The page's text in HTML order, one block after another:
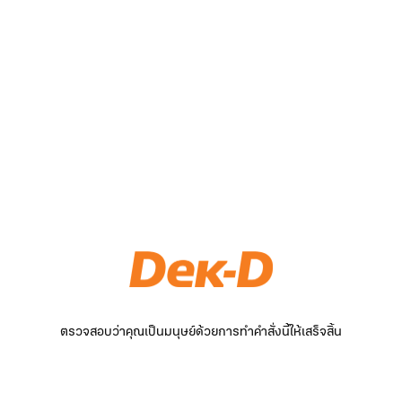
ตรวจสอบว่าคุณเป็นมนุษย์ด้วยการทำคำสั่งนี้ให้เสร็จสิ้น